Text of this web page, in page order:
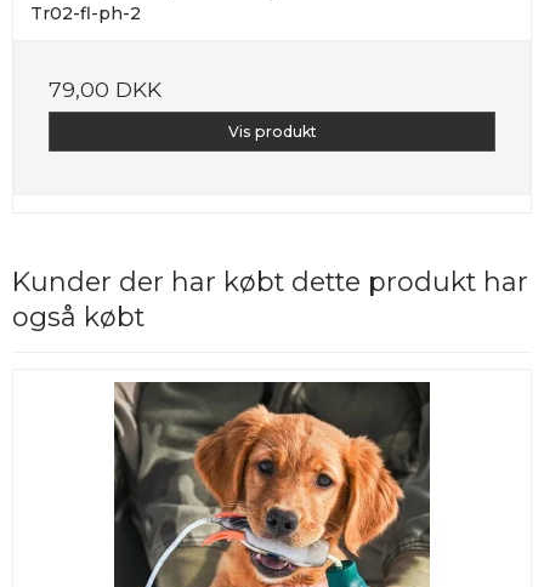
Tr02-fl-ph-2
79,00 DKK
Vis produkt
Kunder der har købt dette produkt har
også købt